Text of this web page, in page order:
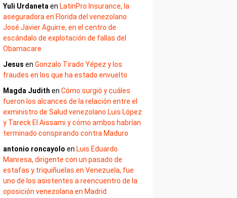
Yuli Urdaneta en LatinPro Insurance, la
aseguradora en Florida del venezolano
José Javier Aguirre, en el centro de
escándalo de explotación de fallas del
Obamacare
Jesus enGonzalo Tirado Yépez y los
fraudes en los que ha estado envuelto
Magda Judith enCómo surgió y cuáles
fueron los alcances de la relación entre el
exministro de Salud venezolano Luis López
y Tareck El Aissami y cómo ambos habrían
terminado conspirando contra Maduro
antonio roncayolo en Luis Eduardo
Manresa, dirigente con un pasado de
estafas y triquiñuelas en Venezuela, fue
uno de los asistentes a reencuentro de la
oposición venezolana en Madrid